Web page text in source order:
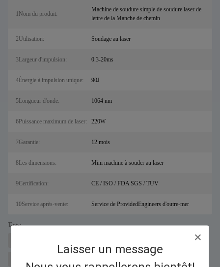
Laisser un message
1Nom du produit:
Machine de soudure simple de soudure laser de
lettre de la Manche de chemin
2Utilisation: Soudage au laser
3Largeur d'impulsion: 0.3-20ms
4Énergie à impulsion unique: 90J
5Longueur d'onde: 1064 nm
6Puissance maximum de laser: 220W
7Garantie: 12 mois
8Les dimensions: Mini machine à souder au laser
9Certification: CE / ISO / FDA SGS / TUV
10Service après-vente: Service de ProvidedEngineers d'outre-mer
Tags: